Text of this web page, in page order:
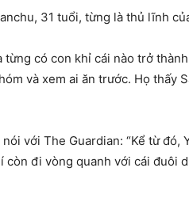
31 tuổi, từng là thủ lĩnh
có con khỉ cái nào trở
và xem ai ăn trước. Họ thấy
với The Guardian: “Kể từ
đi vòng quanh với cái đuôi